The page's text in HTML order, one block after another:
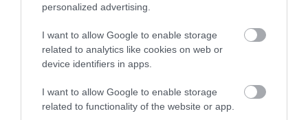
personalized advertising.
I want to allow Google to enable storage
related to analytics like cookies on web or
device identifiers in apps.
I want to allow Google to enable storage
related to functionality of the website or app.
ma.hu legfrissebb hírei:
Árpádot
Magyar Péter: átfogó energiafejlesztési tervet fogadott el a